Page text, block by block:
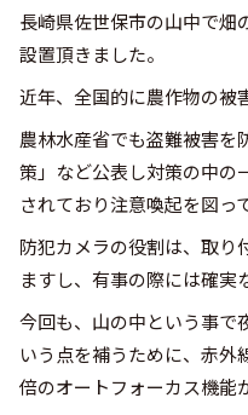
長崎県佐世保市の山中で畑
設置頂きました。
近年、全国的に農作物の被
農林水産省でも盗難被害を
策」など公表し対策の中の
されており注意喚起を図っ
防犯カメラの役割は、取り
ますし、有事の際には確実
今回も、山の中という事で
いう点を補うために、赤外
倍のオートフォーカス機能